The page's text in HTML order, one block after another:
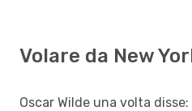
Volare da New
Oscar Wilde una volta